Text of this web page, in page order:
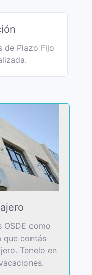
de Plazo Fijo
como
que contás
Tenelo en